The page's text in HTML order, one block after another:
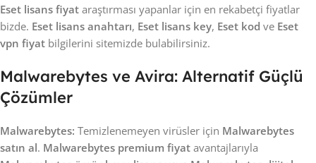
Eset lisans fiyat araştırması yapanlar için en rekabetçi fiyatlar
bizde. Eset lisans anahtarı, Eset lisans key, Eset kod ve Eset
vpn fiyat bilgilerini sitemizde bulabilirsiniz.
Malwarebytes ve Avira: Alternatif Güçlü
Çözümler
Malwarebytes: Temizlenemeyen virüsler için Malwarebytes
satın al. Malwarebytes premium fiyat avantajlarıyla